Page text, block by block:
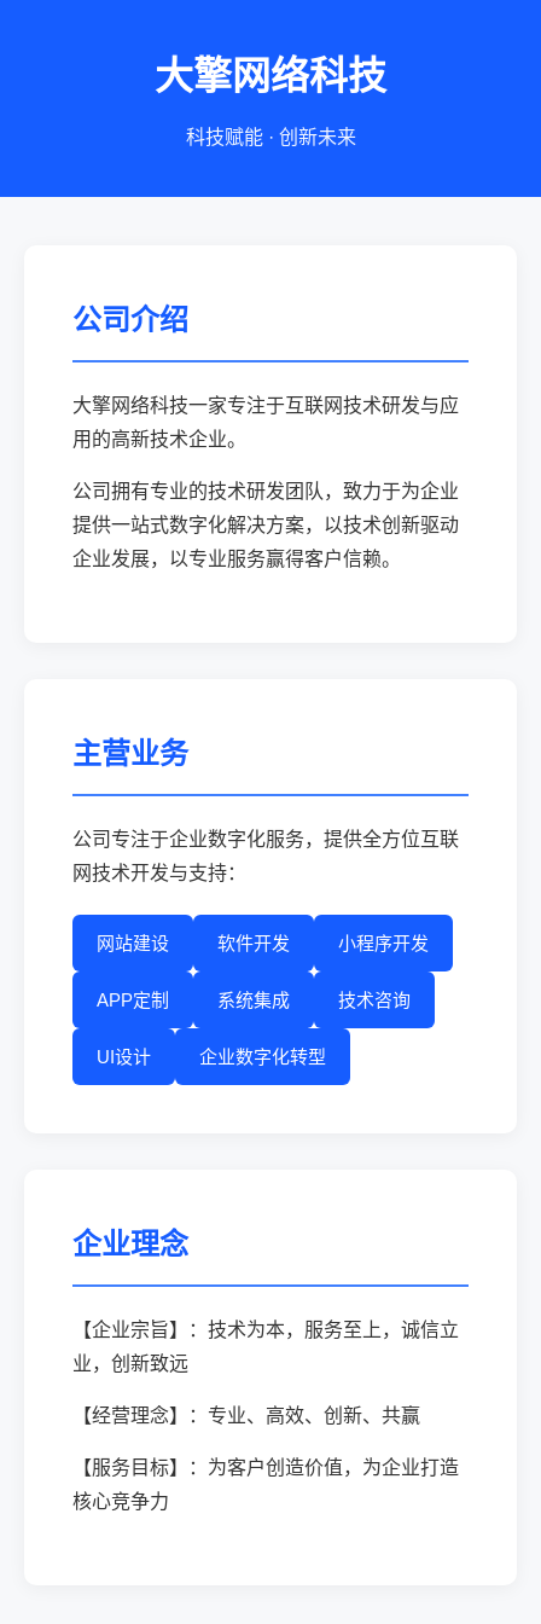
大擎网络科技
科技赋能 · 创新未来
公司介绍
大擎网络科技一家专注于互联网技术研发与应
用的高新技术企业。
公司拥有专业的技术研发团队，致力于为企业
提供一站式数字化解决方案，以技术创新驱动
企业发展，以专业服务赢得客户信赖。
主营业务
公司专注于企业数字化服务，提供全方位互联
网技术开发与支持：
网站建设 软件开发 小程序开发
APP定制 系统集成 技术咨询
UI设计 企业数字化转型
企业理念
【企业宗旨】：技术为本，服务至上，诚信立
业，创新致远
【经营理念】：专业、高效、创新、共赢
【服务目标】：为客户创造价值，为企业打造
核心竞争力